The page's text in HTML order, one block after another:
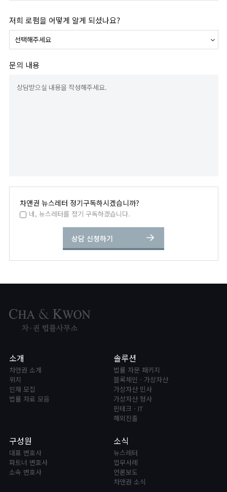
9. 개인정보의 보유기간 및 이용기간
10. 만14세 미만의 아동의 개인정보보호
11. 개인정보침해 관련 상담 및 신고
12. 정책 변경에 따른 공지의무
의사소통 경로의 확보, 새로운 서비스 및 이벤트 정보 등의 안내
송지의 확보
● 기타 선택항목 : 개인맞춤 서비스를 제공하기 위한 자료
2. 목적외 사용 및 제3자에 대한 제공 및 공유
차앤권법률사무소는 귀하의 동의가 있거나 관련법령의 규정에 의한
적』에서 고지한 범위를 넘어 귀하의 개인정보를 이용하거나 타인 또는
귀하의 개인정보를 제공하거나 공유하는 경우에는 사전에 귀하에게
제공받거나 공유하는 자가 누구이며 주된 사업이 무엇인지, 제공 또는
공유되는 개인정보항목이 무엇인지, 개인정보를 제공하거나 공유하는
다만, 다음의 경우에는 관련 법령의 규정에 의하여 귀하의 동의없이
개인정보를 제공하는 것이 가능합니다.
● 서비스제공에 따른 요금정산을 위하여 필요한 경우
● 통계작성ㆍ학술연구 또는 시장조사를 위하여 필요한 경우로서 특
정 개인을 알아볼 수 없는 형태로 가공하여 제공하는 경우
● 금융실명거래및비밀보장에관한법률, 신용정보의이용및보호에관한
은행법, 형사소송법 등 법률에 특별한 규정이 있는 경우
3. 개인정보 수집에 대한 동의
차앤권법률사무소는 귀하의 개인정보 수집에 대한 동의를 받고 있습
저희 로펌을 어떻게 알게 되셨나요?
문의 내용
차앤권 뉴스레터 정기구독하시겠습니까?
네, 뉴스레터를 정기 구독하겠습니다.
상담 신청하기
소개
차앤권 소개
위치
인재 모집
법률 자료 모음
솔루션
법률 자문 패키지
블록체인ㆍ가상자산
가상자산 민사
가상자산 형사
핀테크ㆍIT
해외진출
구성원
대표 변호사
파트너 변호사
소속 변호사
소식
뉴스레터
업무사례
언론보도
차앤권 소식